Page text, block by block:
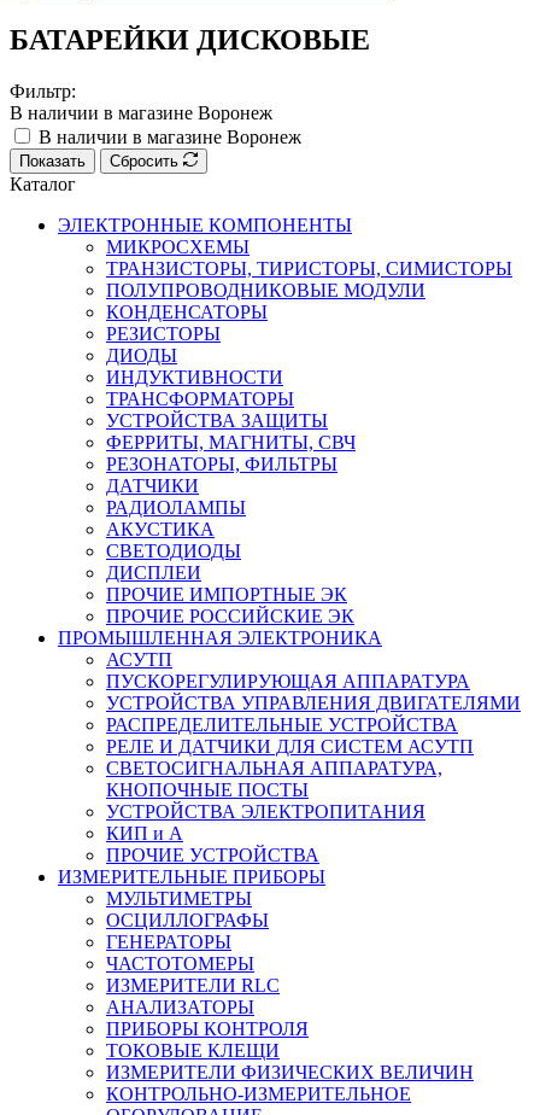
БАТАРЕЙКИ ДИСКОВЫЕ
Фильтр:
В наличии в магазине Воронеж
В наличии в магазине Воронеж
Показать Сбросить
Каталог
ЭЛЕКТРОННЫЕ КОМПОНЕНТЫ
МИКРОСХЕМЫ
ТРАНЗИСТОРЫ, ТИРИСТОРЫ, СИМИСТОРЫ
ПОЛУПРОВОДНИКОВЫЕ МОДУЛИ
КОНДЕНСАТОРЫ
РЕЗИСТОРЫ
ДИОДЫ
ИНДУКТИВНОСТИ
ТРАНСФОРМАТОРЫ
УСТРОЙСТВА ЗАЩИТЫ
ФЕРРИТЫ, МАГНИТЫ, СВЧ
РЕЗОНАТОРЫ, ФИЛЬТРЫ
ДАТЧИКИ
РАДИОЛАМПЫ
АКУСТИКА
СВЕТОДИОДЫ
ДИСПЛЕИ
ПРОЧИЕ ИМПОРТНЫЕ ЭК
ПРОЧИЕ РОССИЙСКИЕ ЭК
ПРОМЫШЛЕННАЯ ЭЛЕКТРОНИКА
АСУТП
ПУСКОРЕГУЛИРУЮЩАЯ АППАРАТУРА
УСТРОЙСТВА УПРАВЛЕНИЯ ДВИГАТЕЛЯМИ
РАСПРЕДЕЛИТЕЛЬНЫЕ УСТРОЙСТВА
РЕЛЕ И ДАТЧИКИ ДЛЯ СИСТЕМ АСУТП
СВЕТОСИГНАЛЬНАЯ АППАРАТУРА,
КНОПОЧНЫЕ ПОСТЫ
УСТРОЙСТВА ЭЛЕКТРОПИТАНИЯ
КИП и А
ПРОЧИЕ УСТРОЙСТВА
ИЗМЕРИТЕЛЬНЫЕ ПРИБОРЫ
МУЛЬТИМЕТРЫ
ОСЦИЛЛОГРАФЫ
ГЕНЕРАТОРЫ
ЧАСТОТОМЕРЫ
ИЗМЕРИТЕЛИ RLC
АНАЛИЗАТОРЫ
ПРИБОРЫ КОНТРОЛЯ
ТОКОВЫЕ КЛЕЩИ
ИЗМЕРИТЕЛИ ФИЗИЧЕСКИХ ВЕЛИЧИН
КОНТРОЛЬНО-ИЗМЕРИТЕЛЬНОЕ